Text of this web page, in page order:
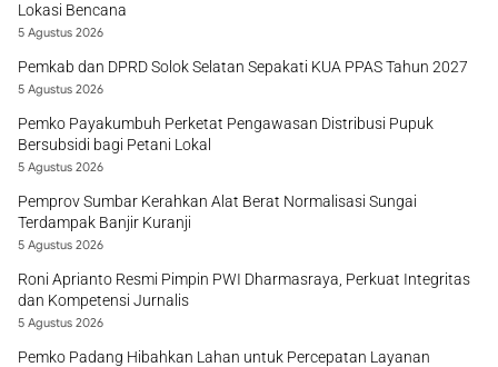
Lokasi Bencana
5 Agustus 2026
Pemkab dan DPRD Solok Selatan Sepakati KUA PPAS Tahun 2027
5 Agustus 2026
Pemko Payakumbuh Perketat Pengawasan Distribusi Pupuk
Bersubsidi bagi Petani Lokal
5 Agustus 2026
Pemprov Sumbar Kerahkan Alat Berat Normalisasi Sungai
Terdampak Banjir Kuranji
5 Agustus 2026
Roni Aprianto Resmi Pimpin PWI Dharmasraya, Perkuat Integritas
dan Kompetensi Jurnalis
5 Agustus 2026
Pemko Padang Hibahkan Lahan untuk Percepatan Layanan